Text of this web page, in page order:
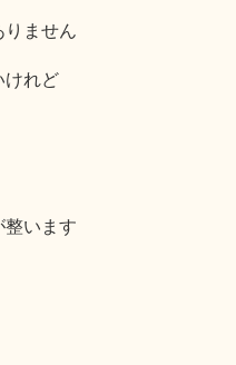
ません
けれど
います